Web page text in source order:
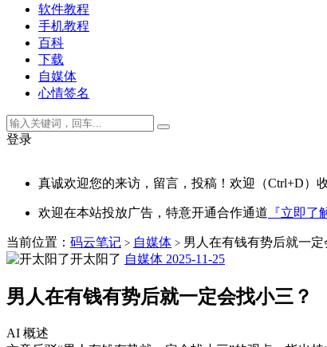
软件教程
手机教程
百科
下载
自媒体
心情签名
登录
真诚欢迎您的来访，留言，投稿！欢迎（Ctrl+D）
欢迎在本站投放广告，特意开通合作通道 『立即了
当前位置： 码云笔记 > 自媒体 > 男人在有钱有势后就一定
开太阳了 自媒体 2025-11-25
男人在有钱有势后就一定会找小三？
AI 概述